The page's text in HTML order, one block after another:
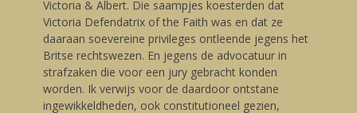
Victoria & Albert. Die saampjes koesterden dat
Victoria Defendatrix of the Faith was en dat ze
daaraan soevereine privileges ontleende jegens het
Britse rechtswezen. En jegens de advocatuur in
strafzaken die voor een jury gebracht konden
worden. Ik verwijs voor de daardoor ontstane
ingewikkeldheden, ook constitutioneel gezien,